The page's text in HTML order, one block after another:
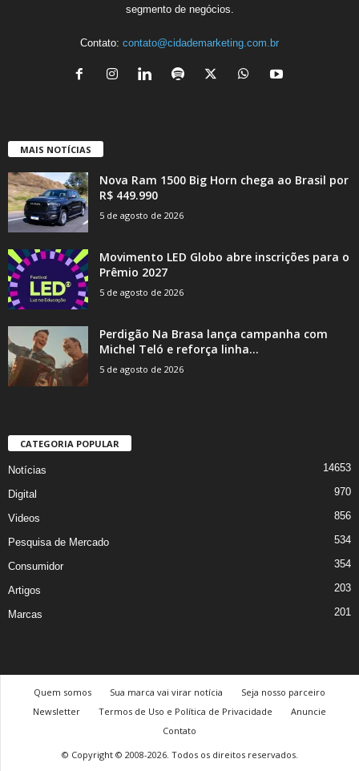
segmento de negócios.
Contato: contato@cidademarketing.com.br
MAIS NOTÍCIAS
Nova Ram 1500 Big Horn chega ao Brasil por
R$ 449.990
5 de agosto de 2026
Movimento LED Globo abre inscrições para o
Prêmio 2027
5 de agosto de 2026
Perdigão Na Brasa lança campanha com
Michel Teló e reforça linha...
5 de agosto de 2026
CATEGORIA POPULAR
Notícias 14653
Digital 970
Videos 856
Pesquisa de Mercado 534
Consumidor 354
Artigos 203
Marcas 201
Quem somos Sua marca vai virar notícia
Seja nosso parceiro
Newsletter
Termos de Uso e Política de Privacidade
Anuncie
Contato
© Copyright © 2008-2026. Todos os direitos reservados.